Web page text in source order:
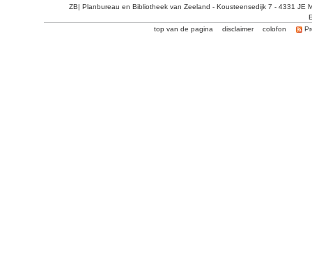
ZB| Planbureau en Bibliotheek van Zeeland - Kousteensedijk 7 - 4331 JE
top van de pagina
disclaimer colofon